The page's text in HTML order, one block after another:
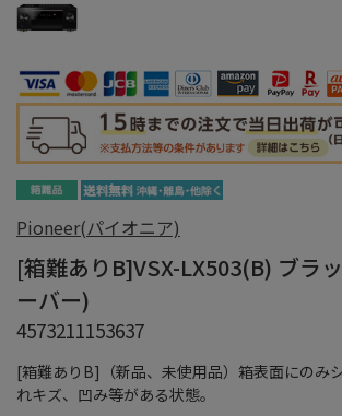
[箱難ありB]（新品、未使用品）箱表面にのみ
れキズ、凹み等がある状態。
Pioneer(パイオニア)
[箱難ありB]VSX-LX503(B) ブラ
ーバー)
4573211153637